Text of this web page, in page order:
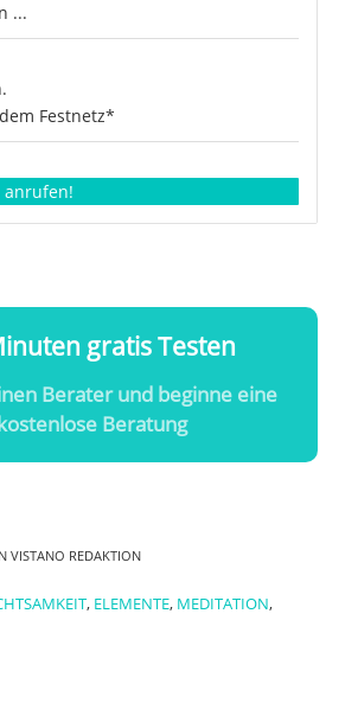
...
Festnetz*
anrufen!
gratis Testen
Berater und beginne eine
Beratung
VISTANO REDAKTION
, ELEMENTE, MEDITATION,